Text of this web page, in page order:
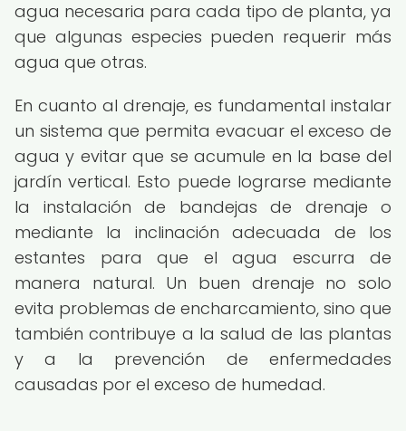
agua necesaria para cada tipo de planta, ya
que algunas especies pueden requerir más
agua que otras.
En cuanto al drenaje, es fundamental instalar
un sistema que permita evacuar el exceso de
agua y evitar que se acumule en la base del
jardín vertical. Esto puede lograrse mediante
la instalación de bandejas de drenaje o
mediante la inclinación adecuada de los
estantes para que el agua escurra de
manera natural. Un buen drenaje no solo
evita problemas de encharcamiento, sino que
también contribuye a la salud de las plantas
y a la prevención de enfermedades
causadas por el exceso de humedad.